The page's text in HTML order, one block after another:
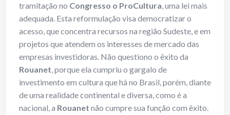
tramitação no Congresso o ProCultura, uma lei mais
adequada. Esta reformulação visa democratizar o
acesso, que concentra recursos na região Sudeste, e em
projetos que atendem os interesses de mercado das
empresas investidoras. Não questiono o êxito da
Rouanet, porque ela cumpriu o gargalo de
investimento em cultura que há no Brasil, porém, diante
de uma realidade continental e diversa, como é a
nacional, a Rouanet não cumpre sua função com êxito.